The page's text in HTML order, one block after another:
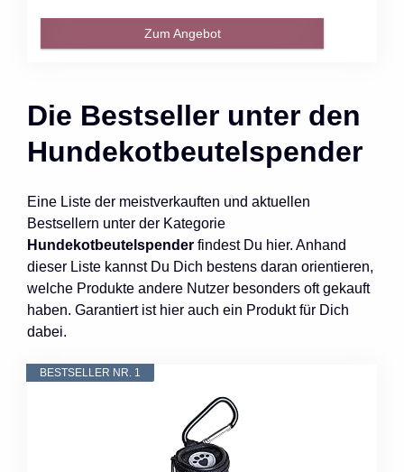
Zum Angebot
Die Bestseller unter den
Hundekotbeutelspender
Eine Liste der meistverkauften und aktuellen
Bestsellern unter der Kategorie
Hundekotbeutelspender findest Du hier. Anhand
dieser Liste kannst Du Dich bestens daran orientieren,
welche Produkte andere Nutzer besonders oft gekauft
haben. Garantiert ist hier auch ein Produkt für Dich
dabei.
BESTSELLER NR. 1